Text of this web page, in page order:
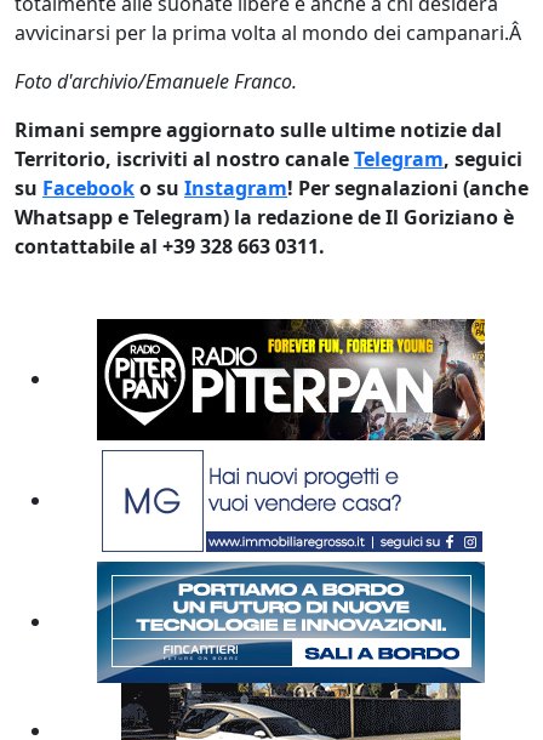
avvicinarsi per la prima volta al mondo dei campanari.Â
Foto d'archivio/Emanuele Franco.
Rimani sempre aggiornato sulle ultime notizie dal
Territorio, iscriviti al nostro canaleTelegram, seguici
su Facebooko su Instagram! Per segnalazioni (anche
Whatsapp e Telegram) la redazione de Il Goriziano è
contattabile al +39 328 663 0311.